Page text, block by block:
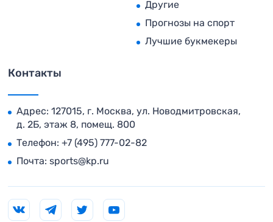
Другие
Прогнозы на спорт
Лучшие букмекеры
Контакты
Адрес: 127015, г. Москва, ул. Новодмитровская,
д. 2Б, этаж 8, помещ. 800
Телефон: +7 (495) 777-02-82
Почта: sports@kp.ru